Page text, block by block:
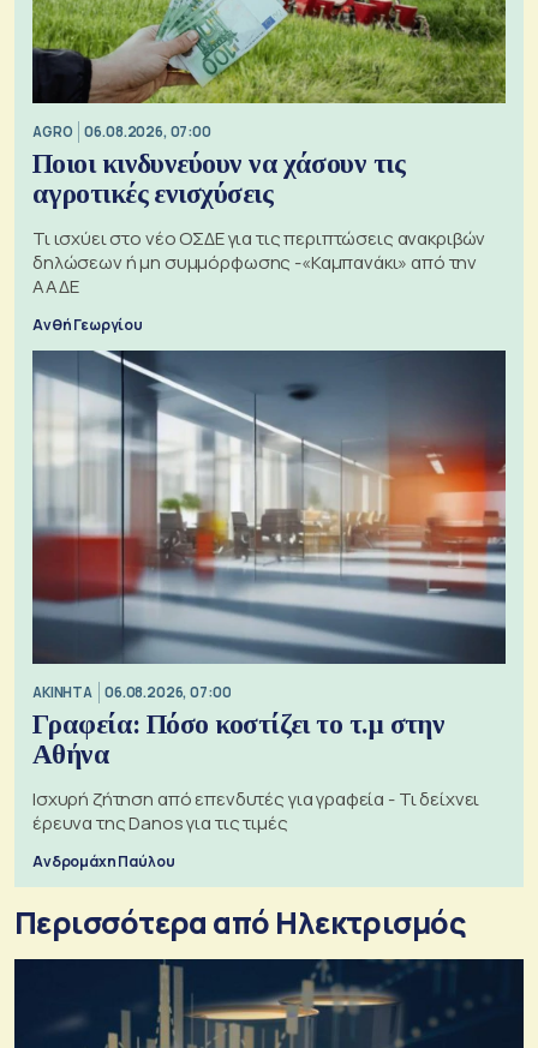
AGRO 06.08.2026, 07:00
Ποιοι κινδυνεύουν να χάσουν τις
αγροτικές ενισχύσεις
Τι ισχύει στο νέο ΟΣΔΕ για τις περιπτώσεις ανακριβών
δηλώσεων ή μη συμμόρφωσης -«Καμπανάκι» από την
ΑΑΔΕ
Ανθή Γεωργίου
ΑΚΙΝΗΤΑ 06.08.2026, 07:00
Γραφεία: Πόσο κοστίζει το τ.μ στην
Αθήνα
Ισχυρή ζήτηση από επενδυτές για γραφεία - Τι δείχνει
έρευνα της Danos για τις τιμές
Ανδρομάχη Παύλου
Περισσότερα από Ηλεκτρισμός